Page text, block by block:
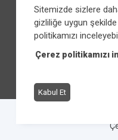
Sitemizde sizlere
gizliliğe uygun
politikamızı
Çerez politikamızı
Kabul Et